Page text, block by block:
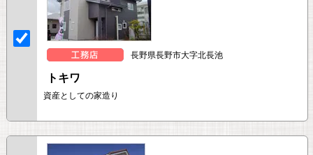
長野県長野市大字北長池
トキワ
資産としての家造り